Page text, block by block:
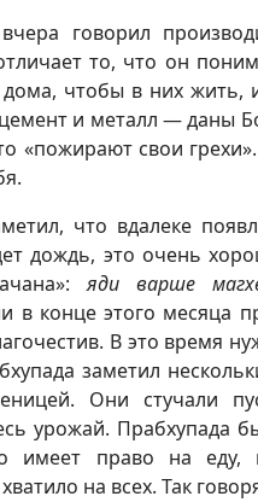
говорил
то, что он
чтобы в них жить,
и металл — даны
«пожирают свои
что вдалеке
дождь, это очень
яди варше
в конце этого месяца
В это время
заметил
Они стучали
урожай. Прабхупада
имеет право на
на всех. Так